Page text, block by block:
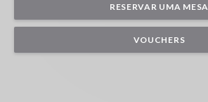
RESERVAR UMA MESA
VOUCHERS